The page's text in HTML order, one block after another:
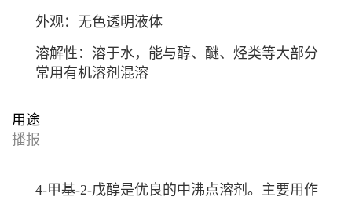
外观：无色透明液体
溶解性：溶于水，能与醇、醚、烃类等大部分
常用有机溶剂混溶
用途
播报
4-甲基-2-戊醇是优良的中沸点溶剂。主要用作